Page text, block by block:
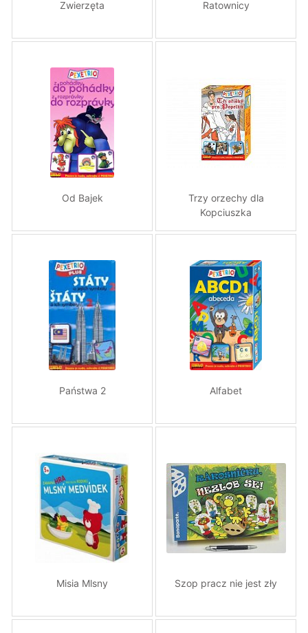
Zwierzęta Ratownicy
Od Bajek
Trzy orzechy dla
Kopciuszka
Państwa 2 Alfabet
Misia Mlsny Szop pracz nie jest zły